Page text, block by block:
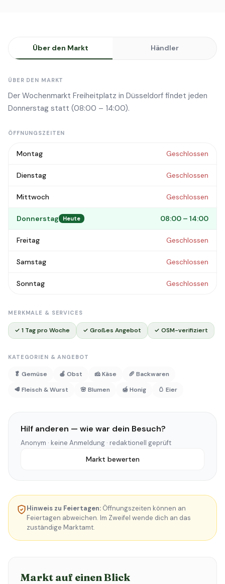
Über den Markt Händler
ÜBER DEN MARKT
Der Wochenmarkt Freiheitplatz in Düsseldorf findet jeden
Donnerstag statt (08:00 – 14:00).
ÖFFNUNGSZEITEN
Montag Geschlossen
Dienstag Geschlossen
Mittwoch Geschlossen
Donnerstag Heute 08:00 – 14:00
Freitag Geschlossen
Samstag Geschlossen
Sonntag Geschlossen
MERKMALE & SERVICES
✓ 1 Tag pro Woche ✓ Großes Angebot ✓ OSM-verifiziert
KATEGORIEN & ANGEBOT
🥬 Gemüse 🍎 Obst 🧀 Käse
🥖 Backwaren
🥩 Fleisch & Wurst
🌸 Blumen 🍯 Honig 🥚 Eier
Hilf anderen — wie war dein Besuch?
Anonym · keine Anmeldung · redaktionell geprüft
Markt bewerten
Hinweis zu Feiertagen: Öffnungszeiten können an
Feiertagen abweichen. Im Zweifel wende dich an das
zuständige Marktamt.
Markt auf einen Blick